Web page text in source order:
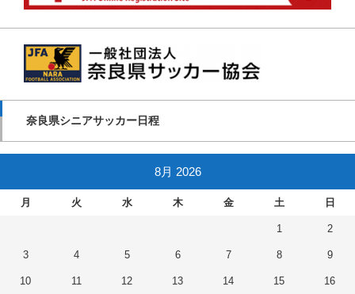
奈良県シニアサッカー日程
8月 2026
月 火 水 木 金 土 日
1 2
3 4 5 6 7 8 9
10 11 12 13 14 15 16